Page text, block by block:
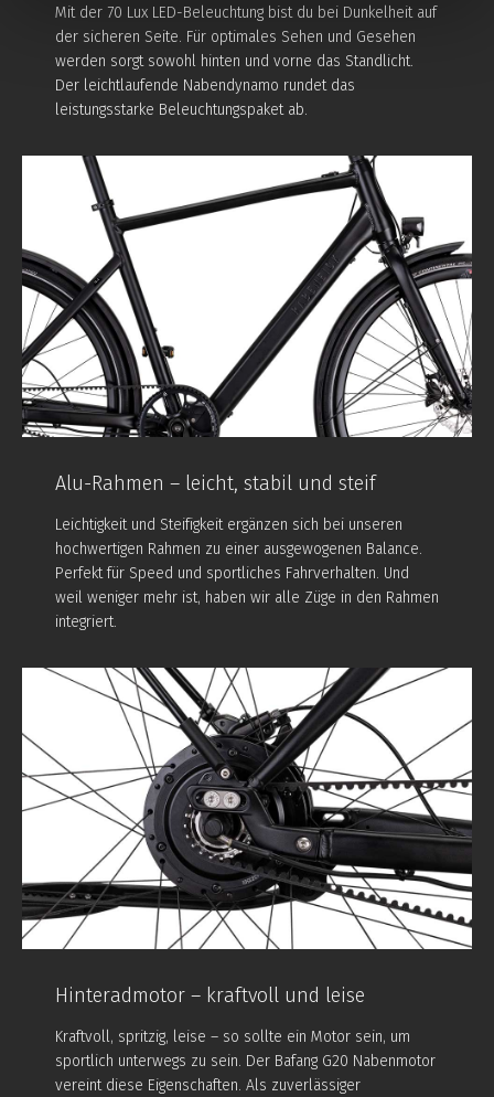
Mit der 70 Lux LED-Beleuchtung bist du bei Dunkelheit auf
der sicheren Seite. Für optimales Sehen und Gesehen
werden sorgt sowohl hinten und vorne das Standlicht.
Der leichtlaufende Nabendynamo rundet das
leistungsstarke Beleuchtungspaket ab.
Alu-Rahmen – leicht, stabil und steif
Leichtigkeit und Steifigkeit ergänzen sich bei unseren
hochwertigen Rahmen zu einer ausgewogenen Balance.
Perfekt für Speed und sportliches Fahrverhalten. Und
weil weniger mehr ist, haben wir alle Züge in den Rahmen
integriert.
Hinteradmotor – kraftvoll und leise
Kraftvoll, spritzig, leise – so sollte ein Motor sein, um
sportlich unterwegs zu sein. Der Bafang G20 Nabenmotor
vereint diese Eigenschaften. Als zuverlässiger